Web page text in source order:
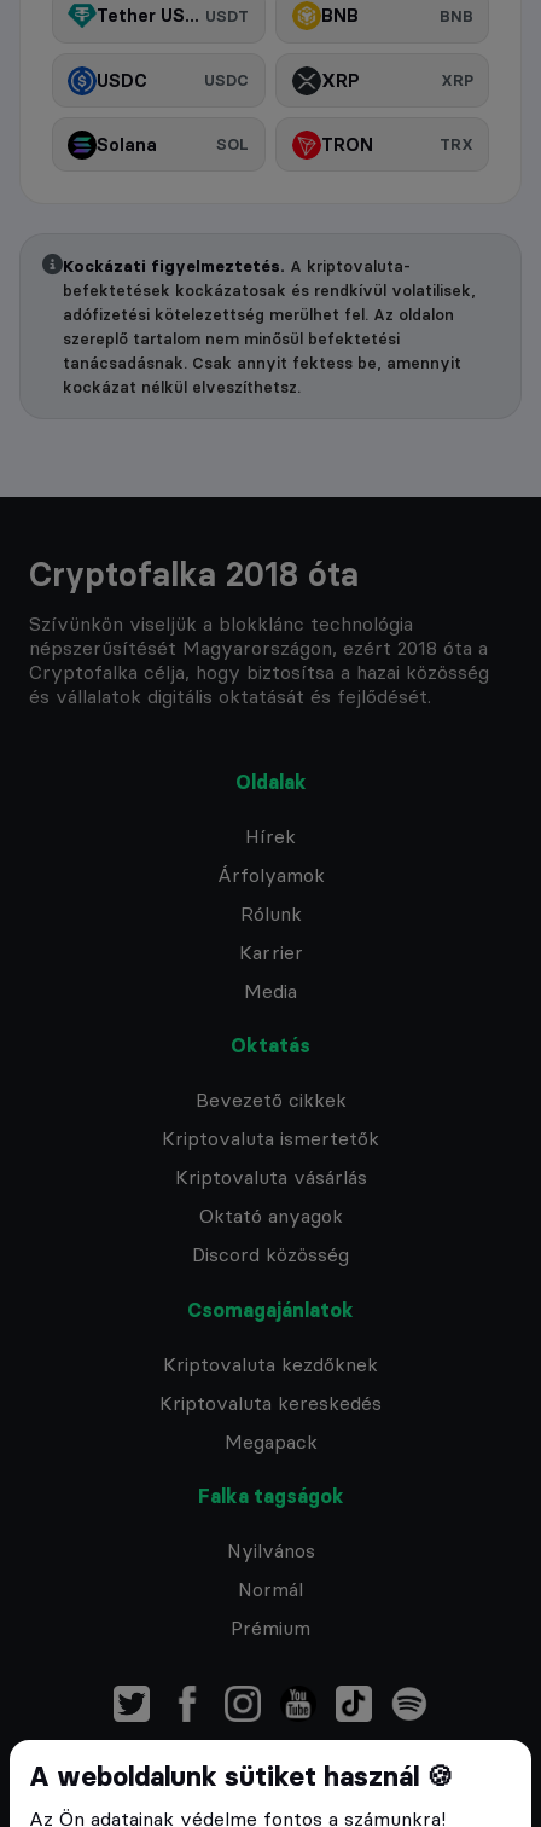
A weboldalunk sütiket használ 🍪
Az Ön adatainak védelme fontos a számunkra!
Tether USDt USDT BNB BNB
USDC USDC XRP XRP
Solana SOL TRON TRX
Kockázati figyelmeztetés. A kriptovaluta-
befektetések kockázatosak és rendkívül volatilisek,
adófizetési kötelezettség merülhet fel. Az oldalon
szereplő tartalom nem minősül befektetési
tanácsadásnak. Csak annyit fektess be, amennyit
kockázat nélkül elveszíthetsz.
Cryptofalka 2018 óta
Szívünkön viseljük a blokklánc technológia
népszerűsítését Magyarországon, ezért 2018 óta a
Cryptofalka célja, hogy biztosítsa a hazai közösség
és vállalatok digitális oktatását és fejlődését.
Oldalak
Hírek
Árfolyamok
Rólunk
Karrier
Media
Oktatás
Bevezető cikkek
Kriptovaluta ismertetők
Kriptovaluta vásárlás
Oktató anyagok
Discord közösség
Csomagajánlatok
Kriptovaluta kezdőknek
Kriptovaluta kereskedés
Megapack
Falka tagságok
Nyilvános
Normál
Prémium
Feliratkozom a hírlevélre